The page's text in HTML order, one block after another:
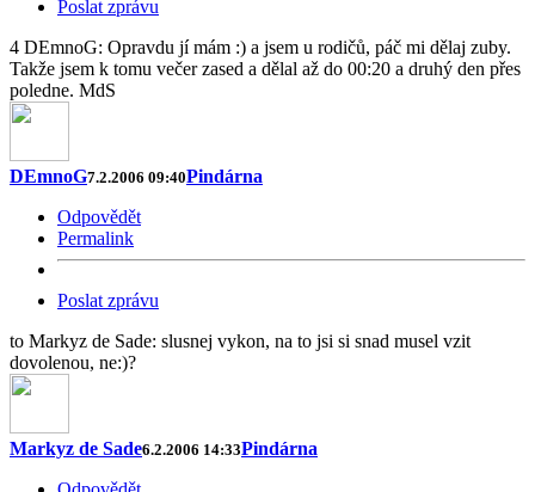
Poslat zprávu
4 DEmnoG: Opravdu jí mám :) a jsem u rodičů, páč mi dělaj zuby.
Takže jsem k tomu večer zased a dělal až do 00:20 a druhý den přes
poledne. MdS
DEmnoG7.2.2006 09:40Pindárna
Odpovědět
Permalink
Poslat zprávu
to Markyz de Sade: slusnej vykon, na to jsi si snad musel vzit
dovolenou, ne:)?
Markyz de Sade6.2.2006 14:33Pindárna